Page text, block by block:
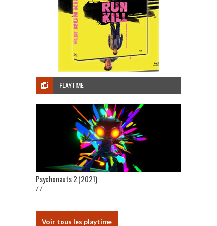
PLAYTIME
Psychonauts 2 (2021)
/ /
Voir tous les playtime